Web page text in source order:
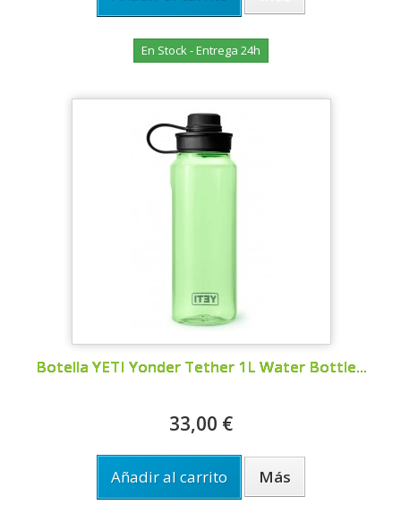
En Stock - Entrega 24h
Botella YETI Yonder Tether 1L Water Bottle...
33,00 €
Añadir al carrito Más